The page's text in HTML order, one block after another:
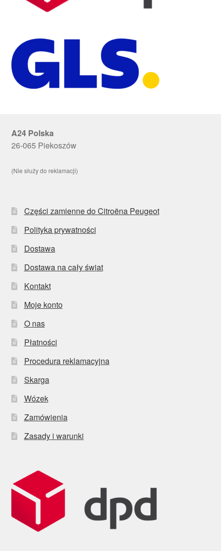
A24 Polska
26-065 Piekoszów
(Nie służy do reklamacji)
Części zamienne do Citroëna Peugeot
Polityka prywatności
Dostawa
Dostawa na cały świat
Kontakt
Moje konto
O nas
Płatności
Procedura reklamacyjna
Skarga
Wózek
Zamówienia
Zasady i warunki